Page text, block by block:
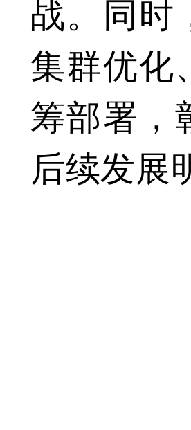
战。同时
集群优化
筹部署，
后续发展